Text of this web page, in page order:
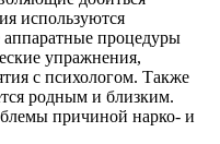
используются
аппаратные процедуры
упражнения,
с психологом. Также
родным и близким.
причиной нарко- и